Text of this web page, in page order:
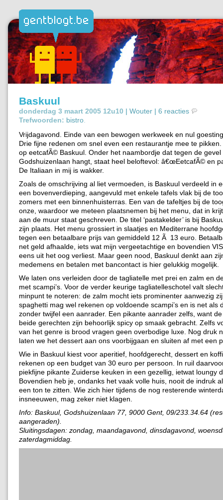
Baskuul
donderdag 3 maart 2005 12u10 | Wouter | 6 reacties
Trefwoorden: bistro
Vrijdagavond. Einde van een bewogen werkweek en nul
Drie fijne redenen om snel even een restaurantje mee te
op eetcafÃ© Baskuul. Onder het naambordje dat tegen de gevel
Godshuizenlaan hangt, staat heel beloftevol: â€œEetcafÃ© en
De Italiaan in mij is wakker.
Zoals de omschrijving al liet vermoeden, is Baskuul verdeeld in
een bovenverdieping, aangevuld met enkele tafels vlak bij de
zomers met een binnenhuisterras. Een van de tafeltjes bij de
onze, waardoor we meteen plaatsnemen bij het menu, dat in
aan de muur staat geschreven. De titel ‘pastakelder’ is bij
zijn plaats. Het menu grossiert in slaatjes en Mediterrane
tegen een betaalbare prijs van gemiddeld 12 Ã 13 euro.
net geld afhaalde, iets wat mijn vergeetachtige en bovendien
eens uit het oog verliest. Maar geen nood, Baskuul denkt aan
medemens en betalen met bancontact is hier gelukkig mogelijk.
We laten ons verleiden door de tagliatelle met prei en zalm en
met scampi’s. Voor de verder keurige tagliatelleschotel valt
minpunt te noteren: de zalm mocht iets prominenter aanwezig
spaghetti mag wel rekenen op voldoende scampi’s en is net als
zonder twijfel een aanrader. Een pikante aanrader zelfs, want
beide gerechten zijn behoorlijk spicy op smaak gebracht. Zelfs
van het genre is brood vragen geen overbodige luxe. Nog druk
laten we het dessert aan ons voorbijgaan en sluiten af met een
Wie in Baskuul kiest voor aperitief, hoofdgerecht, dessert en
rekenen op een budget van 30 euro per persoon. In ruil
piekfijne pikante Zuiderse keuken in een gezellig, ietwat loungy
Bovendien heb je, ondanks het vaak volle huis, nooit de indruk
een ton te zitten. Wie zich hier tijdens de nog resterende
insneeuwen, mag zeker niet klagen.
Info: Baskuul, Godshuizenlaan 77, 9000 Gent, 09/233.34.64
aangeraden).
Sluitingsdagen: zondag, maandagavond, dinsdagavond,
zaterdagmiddag.